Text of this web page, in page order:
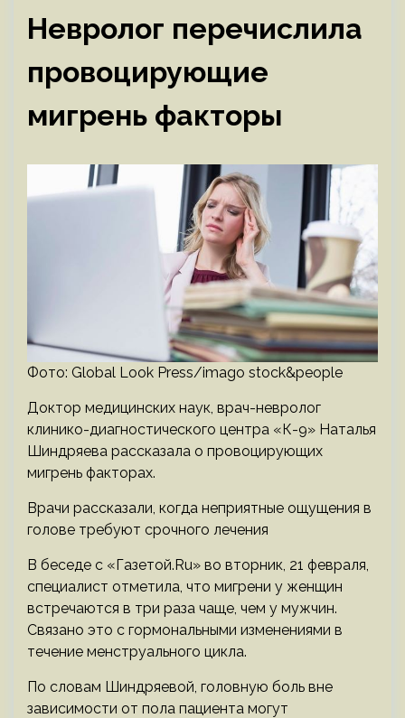
Невролог перечислила
провоцирующие
мигрень факторы
Фото: Global Look Press/imago stock&people
Доктор медицинских наук, врач-невролог
клинико-диагностического центра «К-9» Наталья
Шиндряева рассказала о провоцирующих
мигрень факторах.
Врачи рассказали, когда неприятные ощущения в
голове требуют срочного лечения
В беседе с «Газетой.Ru» во вторник, 21 февраля,
специалист отметила, что мигрени у женщин
встречаются в три раза чаще, чем у мужчин.
Связано это с гормональными изменениями в
течение менструального цикла.
По словам Шиндряевой, головную боль вне
зависимости от пола пациента могут